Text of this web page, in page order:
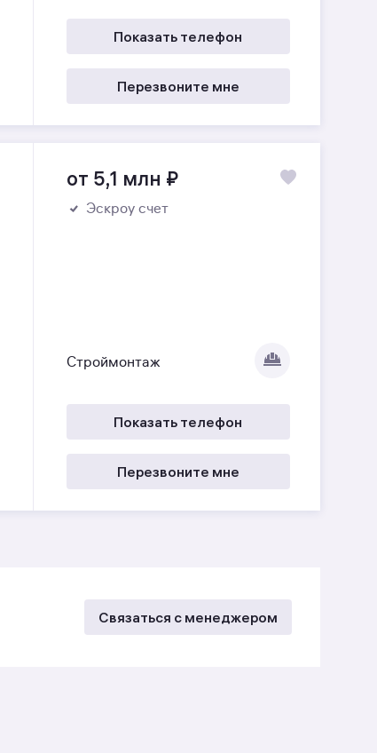
Показать телефон
Перезвоните мне
от 5,1 млн ₽
Эскроу счет
Строймонтаж
Показать телефон
Перезвоните мне
Связаться с менеджером